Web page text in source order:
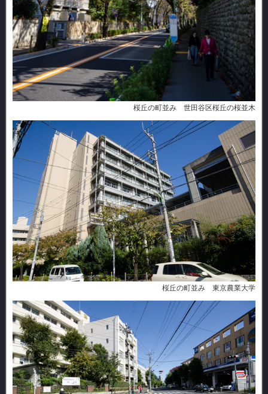
桜丘の町並み 世田谷区桜丘の桜並木
桜丘の町並み 東京農業大学